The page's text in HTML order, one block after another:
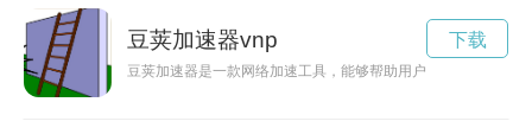
豆荚加速器vnp
豆荚加速器是一款网络加速工具，能够帮助用户提升网络速度
下载